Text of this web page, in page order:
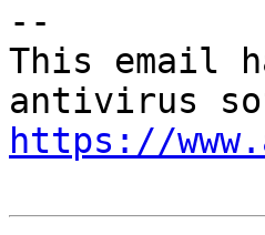
--
This email
https://